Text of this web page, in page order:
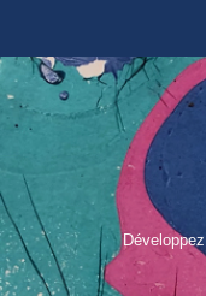
Aller
contenu